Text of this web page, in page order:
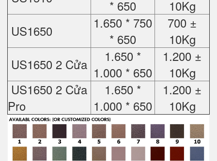
* 650
10Kg
US1650
1.650 * 750
* 650
700 ±
10Kg
US1650 2 Cửa
1.650 *
1.000 * 650
1.200 ±
10Kg
US1650 2 Cửa
Pro
1.650 *
1.000 * 650
1.200 ±
10Kg